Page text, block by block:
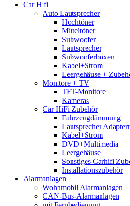
Car Hifi
Auto Lautsprecher
Hochtöner
Mitteltöner
Subwoofer
Lautsprecher
Subwooferboxen
Kabel+Strom
Leergehäuse +
Monitore + TV
TFT-Monitore
Kameras
Car HiFi Zubehör
Fahrzeugdämmung
Lautsprecher
Kabel+Strom
DVD+Multimedia
Leergehäuse
Sonstiges Carhifi
Installationszubehör
Alarmanlagen
Wohnmobil Alarmanlagen
CAN-Bus-Alarmanlagen